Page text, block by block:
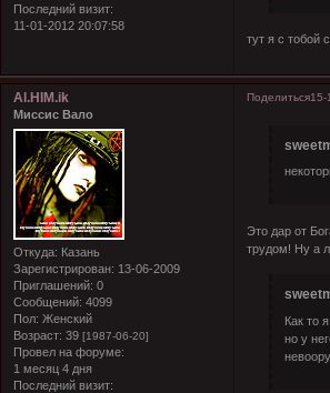
Последний визит:
11-01-2012 20:07:58
тут я с тобой
Поделиться15-
Al.HIM.ik
Миссис Вало
Откуда: Казань
Зарегистрирован: 13-06-2009
Приглашений: 0
Сообщений: 4099
Пол: Женский
Возраст: 39 [1987-06-20]
Провел на форуме:
1 месяц 4 дня
Последний визит:
Это дар от
трудом! Ну а
Как то
но у